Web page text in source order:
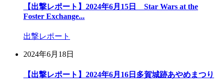
【出撃レポート】2024年6月15日 Star Wars at the
Foster Exchange...
出撃レポート
2024年6月18日
【出撃レポート】2024年6月16日多賀城跡あやめまつり